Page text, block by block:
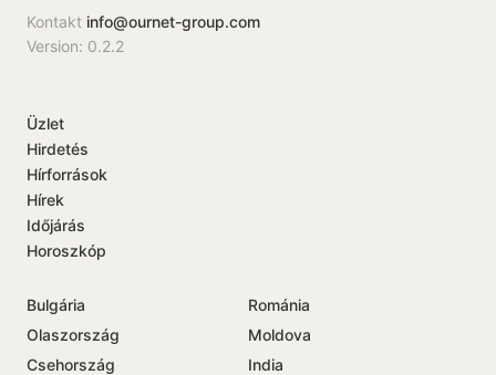
Kontakt info@ournet-group.com
Version: 0.2.2
Üzlet
Hirdetés
Hírforrások
Hírek
Időjárás
Horoszkóp
Bulgária
Románia
Olaszország
Moldova
Csehország
India